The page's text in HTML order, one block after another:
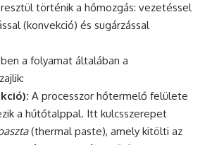
történik a hőmozgás: vezetéssel
(konvekció) és sugárzással
a folyamat általában a
A processzor hőtermelő felülete
a hűtőtalppal. Itt kulcsszerepet
(thermal paste), amely kitölti az